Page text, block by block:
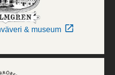
& museum